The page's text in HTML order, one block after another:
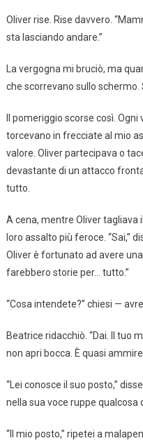
Oliver rise. Rise davvero.
sta lasciando andare.”
La vergogna mi bruciò, ma
che scorrevano sullo
Il pomeriggio scorse così.
torcevano in frecciate al mio
valore. Oliver partecipava o
devastante di un attacco
tutto.
A cena, mentre Oliver tagliava
loro assalto più feroce. “Sai,”
Oliver è fortunato ad avere
farebbero storie per… tutto.”
“Cosa intendete?” chiesi —
Beatrice ridacchiò. “Dai. Il tuo
non apri bocca. È quasi
“Lei conosce il suo posto,”
nella sua voce ruppe qualcosa
“Il mio posto,” ripetei a